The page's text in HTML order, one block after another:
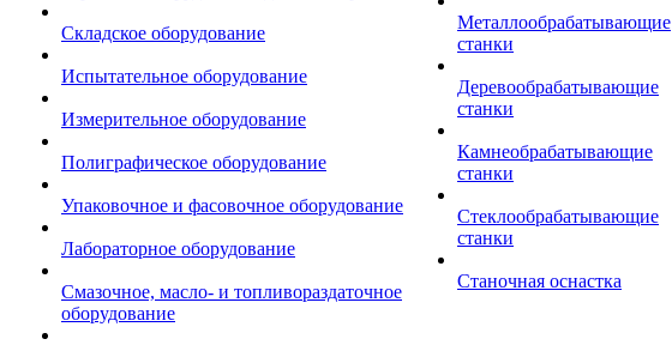
Складское оборудование
Испытательное оборудование
Измерительное оборудование
Полиграфическое оборудование
Упаковочное и фасовочное оборудование
Лабораторное оборудование
Смазочное, масло- и топливораздаточное
оборудование
Металлообрабатывающие
станки
Деревообрабатывающие
станки
Камнеобрабатывающие
станки
Стеклообрабатывающие
станки
Станочная оснастка